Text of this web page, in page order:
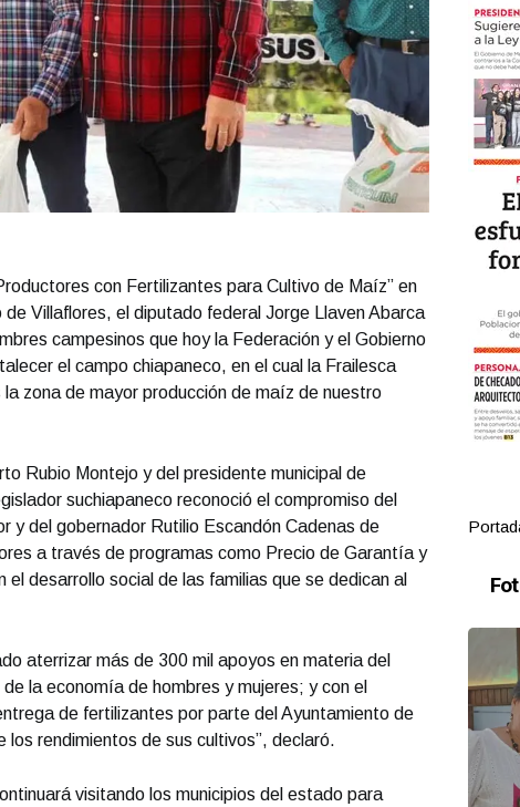
con Fertilizantes para Cultivo de Maíz” en
Villaflores, el diputado federal Jorge Llaven Abarca
campesinos que hoy la Federación y el Gobierno
el campo chiapaneco, en el cual la Frailesca
zona de mayor producción de maíz de nuestro
Rubio Montejo y del presidente municipal de
suchiapaneco reconoció el compromiso del
y del gobernador Rutilio Escandón Cadenas de
a través de programas como Precio de Garantía y
desarrollo social de las familias que se dedican al
aterrizar más de 300 mil apoyos en materia del
la economía de hombres y mujeres; y con el
de fertilizantes por parte del Ayuntamiento de
rendimientos de sus cultivos”, declaró.
visitando los municipios del estado para
Portada Octubre 01